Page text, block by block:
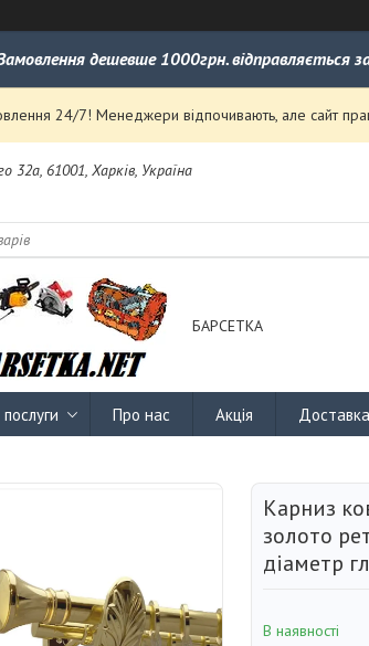
дешевше 1000грн. відправляється
24/7! Менеджери відпочивають, але сайт
32а, 61001, Харків, Україна
БАРСЕТКА
Про нас Акція
Карниз
золото
діаметр
В наявності